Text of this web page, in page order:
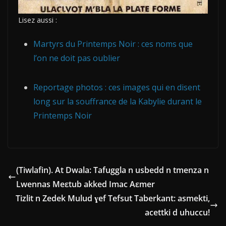
Lisez aussi :
Martyrs du Printemps Noir : ces noms que
l’on ne doit pas oublier
Reportage photos : ces images qui en disent
long sur la souffrance de la Kabylie durant le
Printemps Noir
(Tiwlafin). At Dwala: Tafuggla n usbedd n tmenza n
Lwennas Meεtub akked Imac Aεmer
Tizlit n Zedek Mulud ɣef Tefsut Taberkant: asmekti,
acettki d uhuccu!